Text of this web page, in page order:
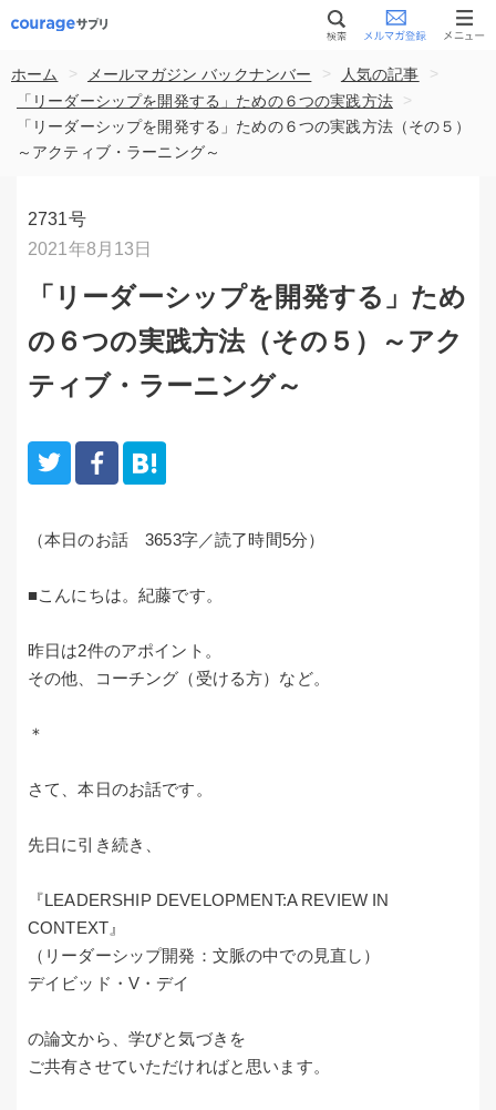
ホーム > メールマガジン バックナンバー > 人気の記事
>
「リーダーシップを開発する」ための６つの実践方法
>
「リーダーシップを開発する」ための６つの実践方法（その５）
～アクティブ・ラーニング～
2731号
2021年8月13日
「リーダーシップを開発する」ため
の６つの実践方法（その５）～アク
ティブ・ラーニング～
（本日のお話 3653字／読了時間5分）
■こんにちは。紀藤です。
昨日は2件のアポイント。
その他、コーチング（受ける方）など。
＊
さて、本日のお話です。
先日に引き続き、
『LEADERSHIP DEVELOPMENT:A REVIEW IN
CONTEXT』
（リーダーシップ開発：文脈の中での見直し）
デイビッド・V・デイ
の論文から、学びと気づきを
ご共有させていただければと思います。